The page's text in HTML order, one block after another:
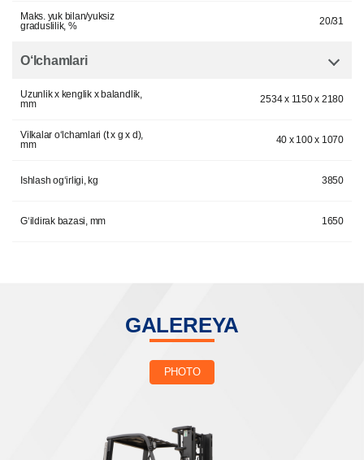
Maks. yuk bilan/yuksiz
graduslilik, %
20/31
O‘lchamlari
Uzunlik x kenglik x balandlik,
mm
2534 x 1150 x 2180
Vilkalar o‘lchamlari (t x g x d),
mm
40 x 100 x 1070
Ishlash og‘irligi, kg 3850
G‘ildirak bazasi, mm 1650
GALEREYA
PHOTO